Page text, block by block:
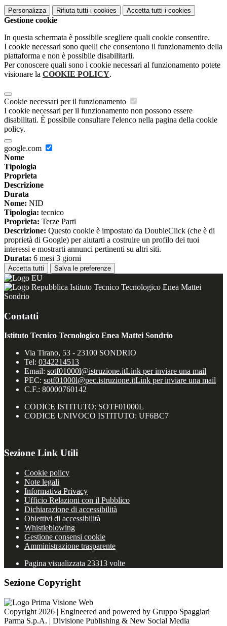
Personalizza Rifiuta tutti i cookies Accetta tutti i cookies
Gestione cookie
In questa schermata è possibile scegliere quali cookie consentire.
I cookie necessari sono quelli che consentono il funzionamento della
piattaforma e non è possibile disabilitarli.
Per conoscere quali sono i cookie necessari al funzionamento potete
visionare la COOKIE POLICY.
Cookie necessari per il funzionamento
I cookie necessari per il funzionamento non possono essere
disabilitati. È possibile consultare l'elenco nella pagina della cookie
policy.
google.com
Nome
Tipologia
Proprieta
Descrizione
Durata
Nome: NID
Tipologia: tecnico
Proprieta: Terze Parti
Descrizione: Questo cookie è impostato da DoubleClick (che è di
proprietà di Google) per aiutarti a costruire un profilo dei tuoi
interessi e mostrarti annunci pertinenti su altri siti.
Durata: 6 mesi 3 giorni
Accetta tutti Salva le preferenze
Istituto Tecnico Tecnologico Enea Mattei
Sondrio
Contatti
Istituto Tecnico Tecnologico Enea Mattei Sondrio
Via Tirano, 53 - 23100 SONDRIO
Tel: 0342214513
Email: sotf01000l@istruzione.itLink per inviare una mail
PEC: sotf01000l@pec.istruzione.itLink per inviare una mail
C.F.: 80000760142
CODICE ISTITUTO: SOTF01000L
CODICE UNIVOCO ISTITUTO: UF6BC7
Sezione Link Utili
Cookie policy
Note legali
Informativa Privacy
Ufficio Relazioni con il Pubblico
Dichiarazione di accessibilità
Obiettivi di accessibilità
Whistleblowing
Gestione consensi cookie
Amministrazione trasparente
Pagina visualizzata 23313 volte
Sezione Copyright
Copyright 2026 | Engineered and powered by Gruppo Spaggiari
Parma S.p.A. | Divisione Publishing & New Social Media